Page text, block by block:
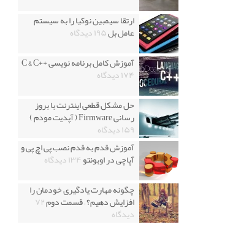
ارتقا سیمبین نوکیا را به سیستم
عامل بل۱۹۵ دیدگاه
آموزش کامل برنامه نویسی ++C & C
۱۷۴ دیدگاه
حل مشکل قطعی اینترنت با بروز
رسانی Firmware ( آپدیت مودم )
۱۵۹ دیدگاه
آموزش قدم به قدم نصب پی اچ پی و
آپاچی در اوبونتو۱۳۴ دیدگاه
چگونه مهارت یادگیری خودمان را
افزایش دهیم؟ – قسمت دوم۷۲
دیدگاه